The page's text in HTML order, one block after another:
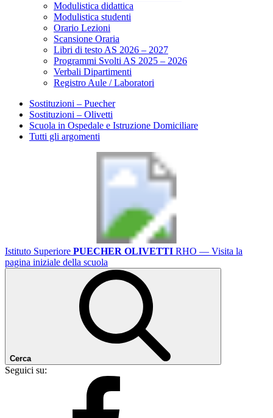
Modulistica didattica
Modulistica studenti
Orario Lezioni
Scansione Oraria
Libri di testo AS 2026 – 2027
Programmi Svolti AS 2025 – 2026
Verbali Dipartimenti
Registro Aule / Laboratori
Sostituzioni – Puecher
Sostituzioni – Olivetti
Scuola in Ospedale e Istruzione Domiciliare
Tutti gli argomenti
Istituto Superiore PUECHER OLIVETTI RHO — Visita la
pagina iniziale della scuola
Cerca
Seguici su: